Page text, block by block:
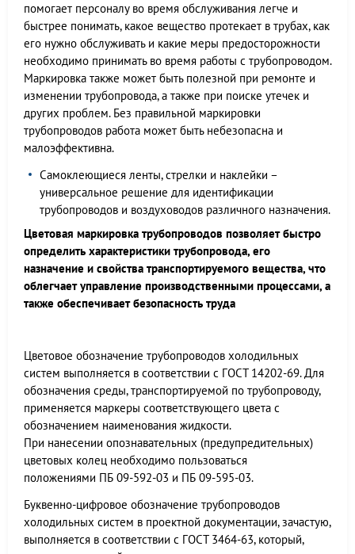
помогает персоналу во время обслуживания легче и
быстрее понимать, какое вещество протекает в трубах, как
его нужно обслуживать и какие меры предосторожности
необходимо принимать во время работы с трубопроводом.
Маркировка также может быть полезной при ремонте и
изменении трубопровода, а также при поиске утечек и
других проблем. Без правильной маркировки
трубопроводов работа может быть небезопасна и
малоэффективна.
Самоклеющиеся ленты, стрелки и наклейки –
универсальное решение для идентификации
трубопроводов и воздуховодов различного назначения.
Цветовая маркировка трубопроводов позволяет быстро
определить характеристики трубопровода, его
назначение и свойства транспортируемого вещества, что
облегчает управление производственными процессами, а
также обеспечивает безопасность труда
Цветовое обозначение трубопроводов холодильных
систем выполняется в соответствии с ГОСТ 14202-69. Для
обозначения среды, транспортируемой по трубопроводу,
применяется маркеры соответствующего цвета с
обозначением наименования жидкости.
При нанесении опознавательных (предупредительных)
цветовых колец необходимо пользоваться
положениями ПБ 09-592-03 и ПБ 09-595-03.
Буквенно-цифровое обозначение трубопроводов
холодильных систем в проектной документации, зачастую,
выполняется в соответствии с ГОСТ 3464-63, который,